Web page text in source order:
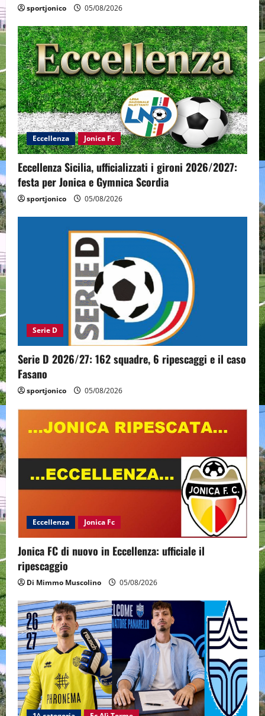
sportjonico 05/08/2026
Eccellenza Jonica Fc
Eccellenza Sicilia, ufficializzati i gironi 2026/2027:
festa per Jonica e Gymnica Scordia
sportjonico 05/08/2026
Serie D
Serie D 2026/27: 162 squadre, 6 ripescaggi e il caso
Fasano
sportjonico 05/08/2026
Eccellenza Jonica Fc
Jonica FC di nuovo in Eccellenza: ufficiale il
ripescaggio
Di Mimmo Muscolino 05/08/2026